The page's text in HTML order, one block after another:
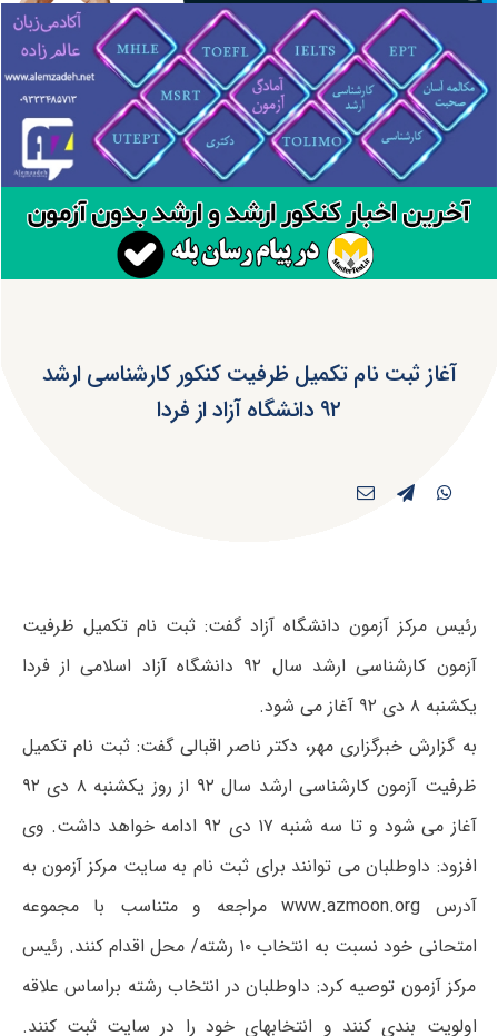
آغاز ثبت نام تکمیل ظرفیت کنکور کارشناسی ارشد
۹۲ دانشگاه آزاد از فردا
رئیس مرکز آزمون دانشگاه آزاد گفت: ثبت نام تکمیل ظرفیت
آزمون کارشناسی ارشد سال ۹۲ دانشگاه آزاد اسلامی از فردا
یکشنبه ۸ دی ۹۲ آغاز می شود.
به گزارش خبرگزاری مهر، دکتر ناصر اقبالی گفت: ثبت نام تکمیل
ظرفیت آزمون کارشناسی ارشد سال ۹۲ از روز یکشنبه ۸ دی ۹۲
آغاز می شود و تا سه شنبه ۱۷ دی ۹۲ ادامه خواهد داشت. وی
افزود: داوطلبان می توانند برای ثبت نام به سایت مرکز آزمون به
آدرس www.azmoon.org مراجعه و متناسب با مجموعه
امتحانی خود نسبت به انتخاب ۱۰ رشته/ محل اقدام کنند. رئیس
مرکز آزمون توصیه کرد: داوطلبان در انتخاب رشته براساس علاقه
اولویت بندی کنند و انتخابهای خود را در سایت ثبت کنند.